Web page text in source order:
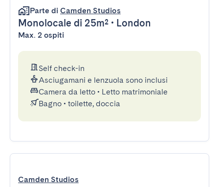
Parte di Camden Studios
Monolocale di 25m² • London
Max. 2 ospiti
Self check-in
Asciugamani e lenzuola sono inclusi
Camera da letto • Letto matrimoniale
Bagno • toilette, doccia
Camden Studios